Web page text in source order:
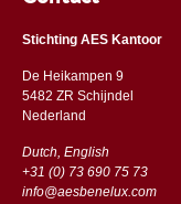
Stichting AES Kantoor
De Heikampen 9
5482 ZR Schijndel
​​Nederland
Dutch, English
+31 (0) 73 690 75 73
info@aesbenelux.com